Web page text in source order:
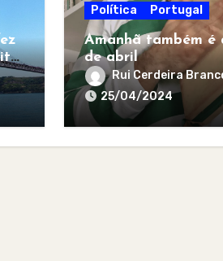
Política Portugal
Amanhã também é
de abril
Rui Cerdeira
25/04/2024